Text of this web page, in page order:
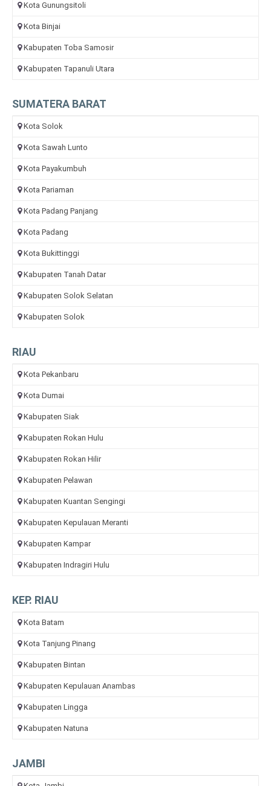
Kota Gunungsitoli
Kota Binjai
Kabupaten Toba Samosir
Kabupaten Tapanuli Utara
SUMATERA BARAT
Kota Solok
Kota Sawah Lunto
Kota Payakumbuh
Kota Pariaman
Kota Padang Panjang
Kota Padang
Kota Bukittinggi
Kabupaten Tanah Datar
Kabupaten Solok Selatan
Kabupaten Solok
RIAU
Kota Pekanbaru
Kota Dumai
Kabupaten Siak
Kabupaten Rokan Hulu
Kabupaten Rokan Hilir
Kabupaten Pelawan
Kabupaten Kuantan Sengingi
Kabupaten Kepulauan Meranti
Kabupaten Kampar
Kabupaten Indragiri Hulu
KEP. RIAU
Kota Batam
Kota Tanjung Pinang
Kabupaten Bintan
Kabupaten Kepulauan Anambas
Kabupaten Lingga
Kabupaten Natuna
JAMBI